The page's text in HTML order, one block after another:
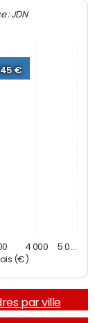
(€)
: JDN
€
4 000 5 0…
par ville